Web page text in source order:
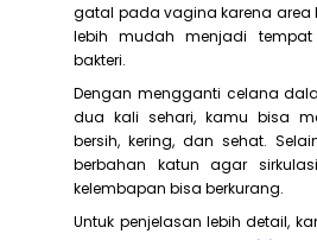
gatal pada vagina karena area
lebih mudah menjadi
bakteri.
Dengan mengganti celana
dua kali sehari, kamu bisa
bersih, kering, dan sehat.
berbahan katun agar
kelembapan bisa berkurang.
Untuk penjelasan lebih detail,